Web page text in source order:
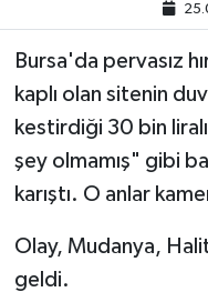
Bursa'da pervasız
kaplı olan sitenin
kestirdiği 30 bin
şey olmamış" gibi
karıştı. O anlar
Olay, Mudanya,
geldi.